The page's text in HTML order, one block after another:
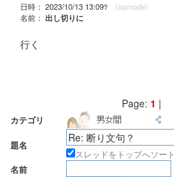
日時： 2023/10/13 13:09ﾂ (spmode)
名前： 出し切りに
行く
Page: 1 |
カテゴリ
題名
スレッドをトップへソート
名前